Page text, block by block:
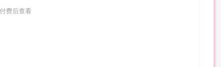
费后查看